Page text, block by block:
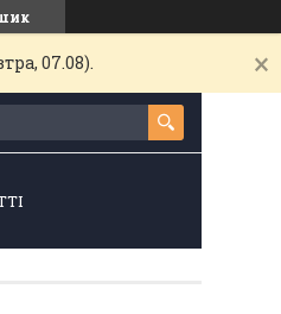
07.08).